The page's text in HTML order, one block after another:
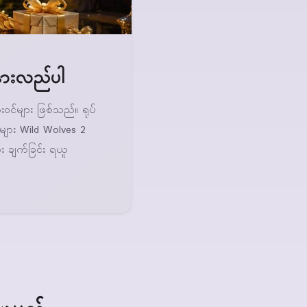
းလည်ပါ
များ ဖြစ်သည်။ ရုပ်
း Wild Wolves 2
ချက်ခြင်း ရယူ